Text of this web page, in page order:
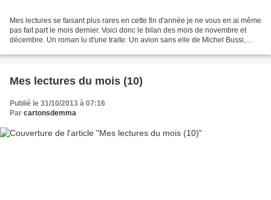
Mes lectures se faisant plus rares en cette fin d'année je ne vous en ai même
pas fait part le mois dernier. Voici donc le bilan des mois de novembre et
décembre. Un roman lu d'une traite: Un avion sans elle de Michel Bussi,
Mes lectures du mois (10)
Publié le 31/10/2013 à 07:16
Par cartonsdemma